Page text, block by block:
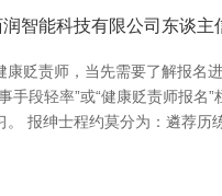
智能科技有限公司东谈主
贬责师，当先需要了解报
段轻率”或“健康贬责师报
报绅士程约莫分为：遴荐历